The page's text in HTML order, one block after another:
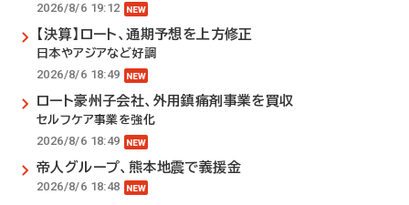
2026/8/6 19:12
【決算】ロート、通期予想を上方修正
日本やアジアなど好調
2026/8/6 18:49
ロート豪州子会社、外用鎮痛剤事業を買収
セルフケア事業を強化
2026/8/6 18:49
帝人グループ、熊本地震で義援金
2026/8/6 18:48